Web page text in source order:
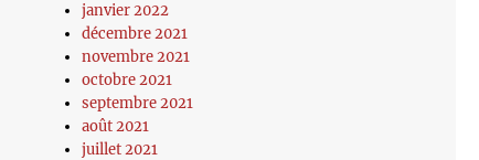
janvier 2022
décembre 2021
novembre 2021
octobre 2021
septembre 2021
août 2021
juillet 2021